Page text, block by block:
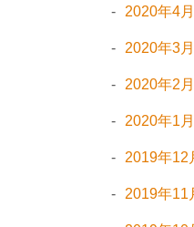
2020年4月
2020年3月
2020年2月
2020年1月
2019年12
2019年11